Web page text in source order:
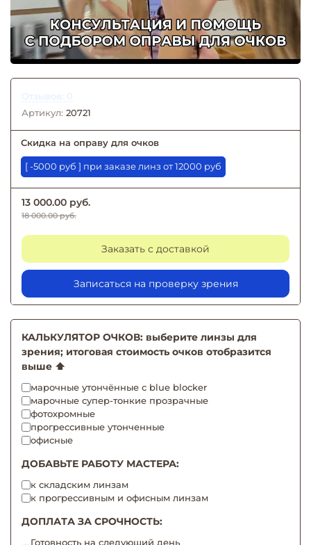
Отзывов: 0
Артикул: 20721
Скидка на оправу для очков
[ -5000 руб ] при заказе линз от 12000 руб
13 000.00 руб.
18 000.00 руб.
Заказать с доставкой
Записаться на проверку зрения
КАЛЬКУЛЯТОР ОЧКОВ: выберите линзы для
зрения; итоговая стоимость очков отобразится
выше ⬆️
марочные утончённые с blue blocker
марочные супер-тонкие прозрачные
фотохромные
прогрессивные утонченные
офисные
ДОБАВЬТЕ РАБОТУ МАСТЕРА:
к складским линзам
к прогрессивным и офисным линзам
ДОПЛАТА ЗА СРОЧНОСТЬ:
Готовность на следующий день